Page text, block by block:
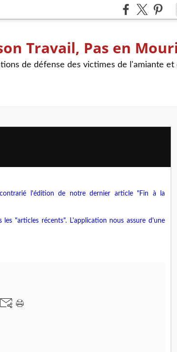
Travail, Pas en
de défense des victimes de l'amiante et
l'édition de notre dernier article "Fin à la
"articles récents". L'application nous assure d'une